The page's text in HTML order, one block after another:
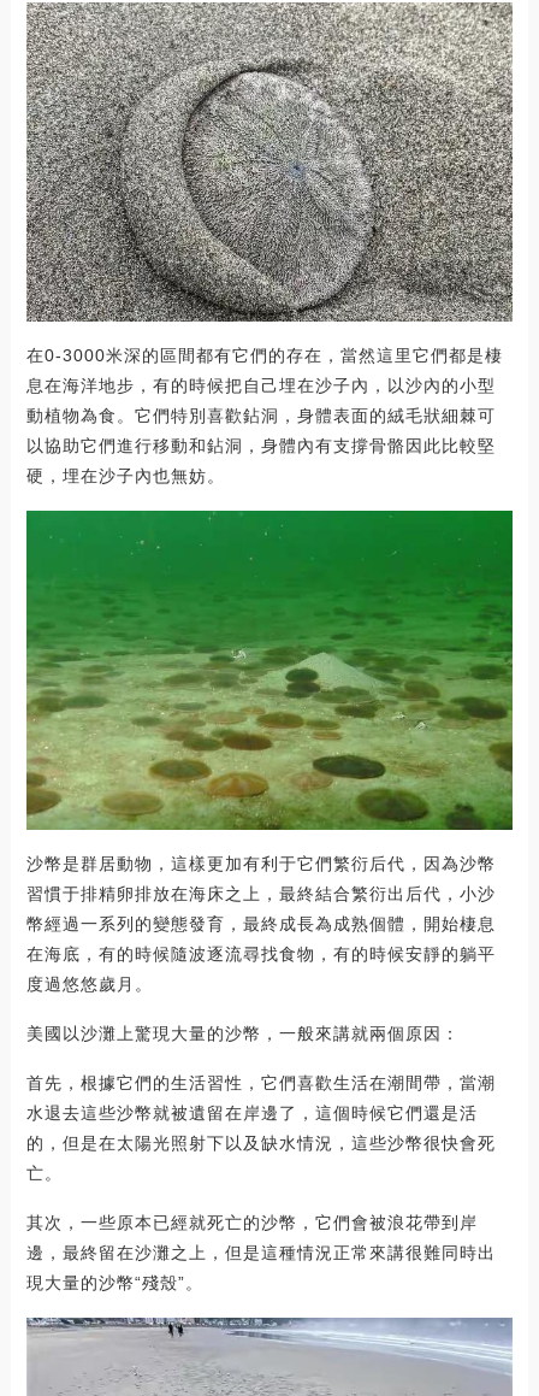
在0-3000米深的區間都有它們的存在，當然這里它們都是棲
息在海洋地步，有的時候把自己埋在沙子內，以沙內的小型
動植物為食。它們特別喜歡鉆洞，身體表面的絨毛狀細棘可
以協助它們進行移動和鉆洞，身體內有支撐骨骼因此比較堅
硬，埋在沙子內也無妨。
沙幣是群居動物，這樣更加有利于它們繁衍后代，因為沙幣
習慣于排精卵排放在海床之上，最終結合繁衍出后代，小沙
幣經過一系列的變態發育，最終成長為成熟個體，開始棲息
在海底，有的時候隨波逐流尋找食物，有的時候安靜的躺平
度過悠悠歲月。
美國以沙灘上驚現大量的沙幣，一般來講就兩個原因：
首先，根據它們的生活習性，它們喜歡生活在潮間帶，當潮
水退去這些沙幣就被遺留在岸邊了，這個時候它們還是活
的，但是在太陽光照射下以及缺水情況，這些沙幣很快會死
亡。
其次，一些原本已經就死亡的沙幣，它們會被浪花帶到岸
邊，最終留在沙灘之上，但是這種情況正常來講很難同時出
現大量的沙幣“殘殼”。